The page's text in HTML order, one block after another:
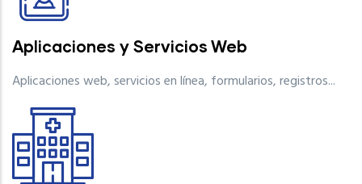
Aplicaciones y Servicios Web
Aplicaciones web, servicios en línea, formularios, registros...